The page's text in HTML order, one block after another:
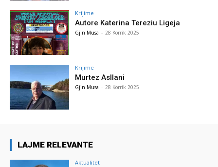
Krijime
Autore Katerina Tereziu Ligeja
Gjin Musa - 28 Korrik 2025
Krijime
Murtez Asllani
Gjin Musa - 28 Korrik 2025
LAJME RELEVANTE
Aktualitet